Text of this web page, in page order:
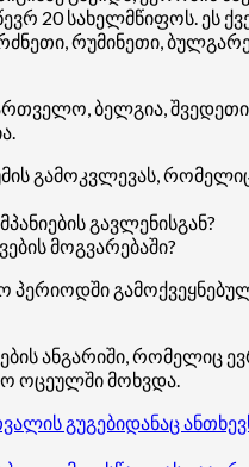
20 სახელმწიფოს. ეს
რუმინეთი,
ბელგია,
გამოკვლევას,
გავლენისგან?
მოგვარებაში?
პერიოდში
ანგარიში, რომელიც
ოცეულში მოხვდა.
ანთხევს